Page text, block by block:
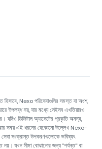
হিসাবে, Nexo পরিষেবাগুলির সমস্ত বা অংশ,
উপলব্ধ নয়, যার মধ্যে সেইসব এখতিয়ারও
যদিও ডিজিটাল অ্যাসেটের প্রকৃতি অনন্য,
করার সময় এই ধরনের যেকোনো উল্লেখ Nexo-
সংক্রান্ত উপকরণগুলোকে ভবিষ্যৎ
নয়। যখন সীমা বোঝানোর জন্য "পর্যন্ত" বা